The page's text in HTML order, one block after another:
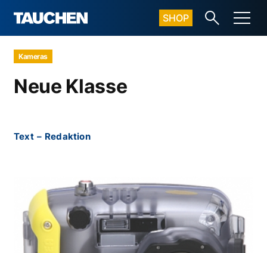
SHOP
Kameras
Neue Klasse
Text – Redaktion